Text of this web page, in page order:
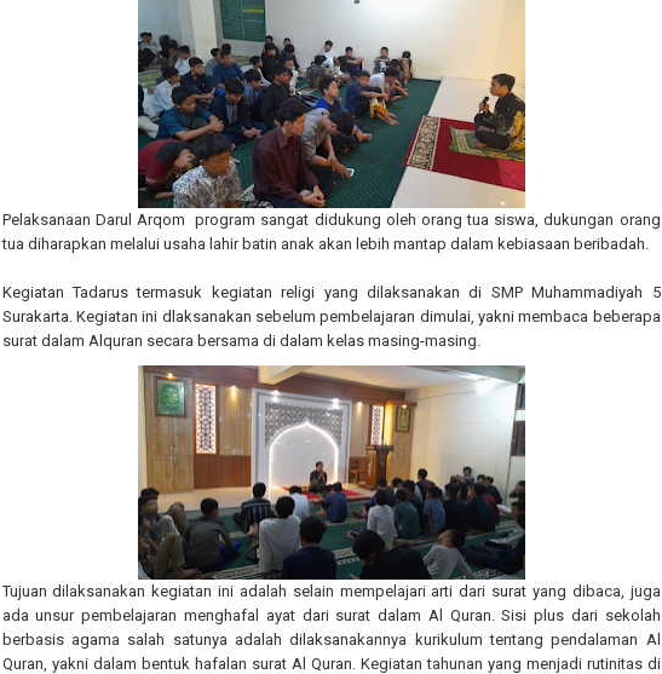
Pelaksanaan Darul Arqom program sangat didukung oleh orang tua siswa, dukungan orang
tua diharapkan melalui usaha lahir batin anak akan lebih mantap dalam kebiasaan beribadah.
Kegiatan Tadarus termasuk kegiatan religi yang dilaksanakan di SMP Muhammadiyah 5
Surakarta. Kegiatan ini dlaksanakan sebelum pembelajaran dimulai, yakni membaca beberapa
surat dalam Alquran secara bersama di dalam kelas masing-masing.
Tujuan dilaksanakan kegiatan ini adalah selain mempelajari arti dari surat yang dibaca, juga
ada unsur pembelajaran menghafal ayat dari surat dalam Al Quran. Sisi plus dari sekolah
berbasis agama salah satunya adalah dilaksanakannya kurikulum tentang pendalaman Al
Quran, yakni dalam bentuk hafalan surat Al Quran. Kegiatan tahunan yang menjadi rutinitas di